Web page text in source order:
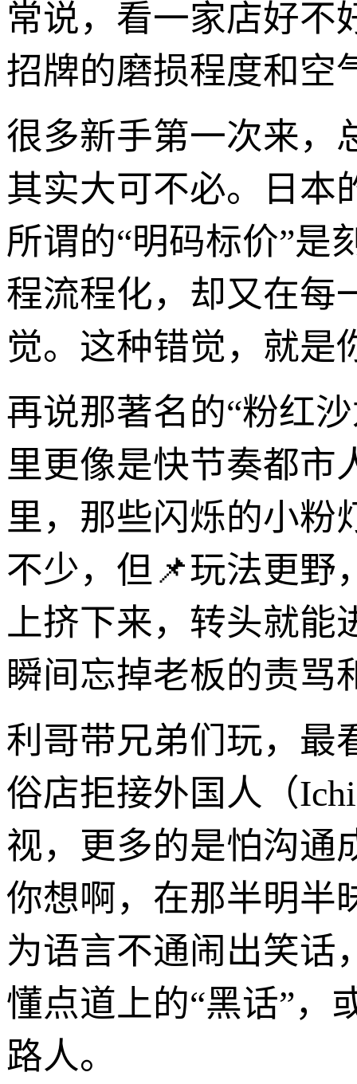
常说，看一家店好不
招牌的磨损程度和空
很多新手第一次来，
其实大可不必。日本
所谓的“明码标价”是
程流程化，却又在每
觉。这种错觉，就是
再说那著名的“粉红
里更像是快节奏都市
里，那些闪烁的小粉
不少，但📌玩法更野
上挤下来，转头就能
瞬间忘掉老板的责骂
利哥带兄弟们玩，最
俗店拒接外国人（
视，更多的是怕沟通
你想啊，在那半明半
为语言不通闹出笑话
懂点道上的“黑话”，
路人。